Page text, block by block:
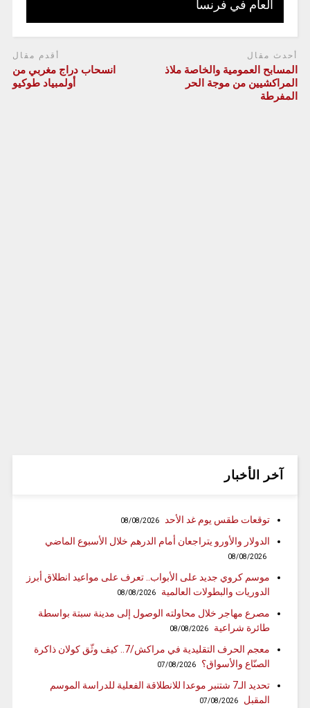
العام في فرنسا
أحدث مقال
المسابح العمومية والخاصة ملاذ
المراكشيين من موجة الحر
المفرطة
أقدم مقال
انسحاب دراج مغربي من
أولمبياد طوكيو
آخر الأخبار
توقعات طقس يوم غد الأحد 08/08/2026
الدولار والأورو يتراجعان أمام الدرهم خلال الأسبوع الماضي
08/08/2026
موسم كروي جديد على الأبواب.. تعرف على مواعيد انطلاق أبرز
الدوريات والبطولات العالمية
08/08/2026
مصرع مهاجر خلال محاولته الوصول إلى مدينة سبتة بواسطة
طائرة شراعية
08/08/2026
معجم الحرف التقليدية في مراكش/7.. كيف وثّق كولان ذاكرة
الصنّاع والأسواق؟
07/08/2026
تحديد الـ7 شتنبر موعدا للانطلاقة الفعلية للدراسة الموسم
المقبل
07/08/2026